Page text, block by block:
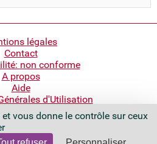
vous donne le contrôle sur ceux
légales
Contact
non conforme
A propos
Aide
d'Utilisation
nationale de France
Mauriac
Cedex 13 - France